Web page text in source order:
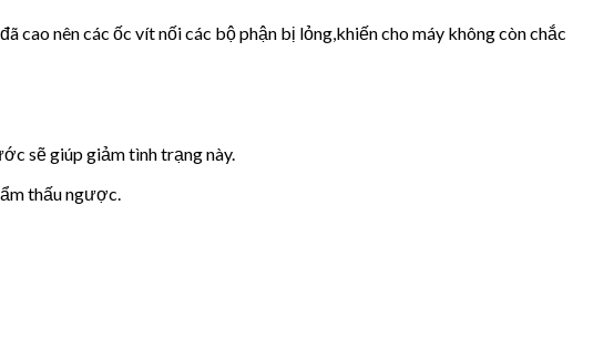
cao nên các ốc vít nối các bộ phận bị lỏng,khiến cho máy không còn chắc
sẽ giúp giảm tình trạng này.
thấu ngược.